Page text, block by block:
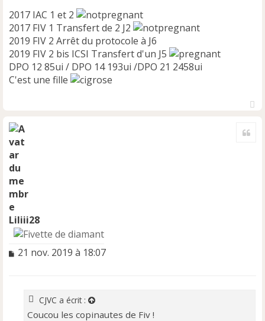
2017 IAC 1 et 2
2017 FIV 1 Transfert de 2 J2
2019 FIV 2 Arrêt du protocole à J6
2019 FIV 2 bis ICSI Transfert d'un J5
DPO 12 85ui / DPO 14 193ui /DPO 21 2458ui
C'est une fille
Liliii28
M
21 nov. 2019 à 18:07
CJVC a écrit :
Coucou les copinautes de Fiv !